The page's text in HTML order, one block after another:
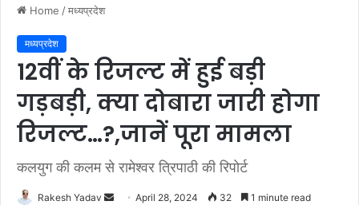
Home /मध्यप्रदेश
मध्यप्रदेश
12वीं के रिजल्ट में हुई बड़ी
गड़बड़ी, क्या दोबारा जारी होगा
रिजल्ट…?,जानें पूरा मामला
कलयुग की कलम से रामेश्वर त्रिपाठी की रिपोर्ट
Rakesh Yadav April 28, 2024 32 1 minute read